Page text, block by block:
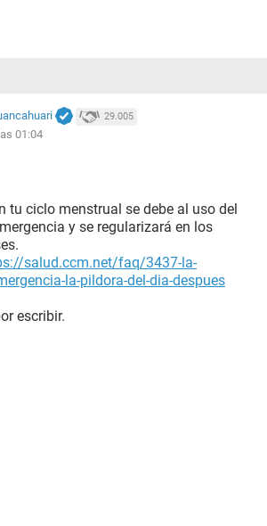
29.005
01:04
tu ciclo menstrual se debe al uso del
y se regularizará en los
salud.ccm.net/faq/3437-la-
la-pildora-del-dia-despues
escribir.